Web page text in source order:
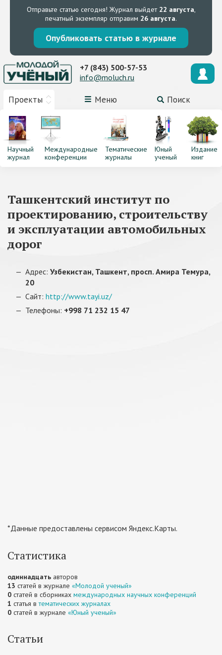
Отправьте статью сегодня! Журнал выйдет 22 августа,
печатный экземпляр отправим 26 августа.
Опубликовать статью в журнале
Проекты Меню Поиск
+7 (843) 500-57-53
info@moluch.ru
Научный
журнал
Международные
конференции
Тематические
журналы
Юный
ученый
Издание
книг
Ташкентский институт по
проектированию, строительству
и эксплуатации автомобильных
дорог
Адрес: Узбекистан, Ташкент, просп. Амира Темура,
20
Сайт: http://www.tayi.uz/
Телефоны: +998 71 232 15 47
*Данные предоставлены сервисом Яндекс.Карты.
Статистика
одиннадцать авторов
13 статей в журнале «Молодой ученый»
0 статей в сборниках международных научных конференций
1 статья втематических журналах
0 статей в журнале «Юный ученый»
Статьи